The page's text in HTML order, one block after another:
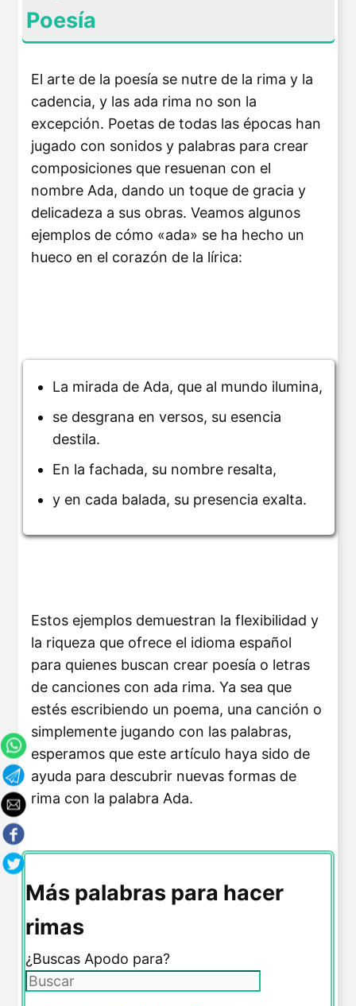
Poesía
El arte de la poesía se nutre de la rima y la
cadencia, y las ada rima no son la
excepción. Poetas de todas las épocas han
jugado con sonidos y palabras para crear
composiciones que resuenan con el
nombre Ada, dando un toque de gracia y
delicadeza a sus obras. Veamos algunos
ejemplos de cómo «ada» se ha hecho un
hueco en el corazón de la lírica:
La mirada de Ada, que al mundo ilumina,
se desgrana en versos, su esencia
destila.
En la fachada, su nombre resalta,
y en cada balada, su presencia exalta.
Estos ejemplos demuestran la flexibilidad y
la riqueza que ofrece el idioma español
para quienes buscan crear poesía o letras
de canciones con ada rima. Ya sea que
estés escribiendo un poema, una canción o
simplemente jugando con las palabras,
esperamos que este artículo haya sido de
ayuda para descubrir nuevas formas de
rima con la palabra Ada.
Más palabras para hacer
rimas
¿Buscas Apodo para?